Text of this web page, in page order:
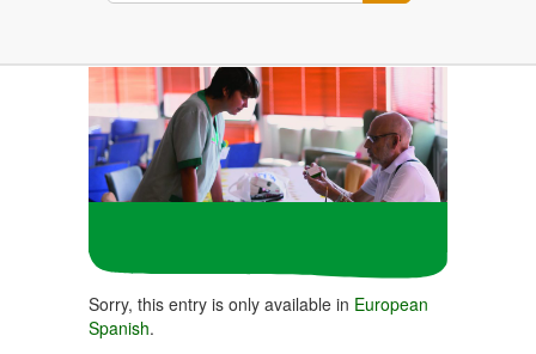
Sorry, this entry is only available in European
Spanish.